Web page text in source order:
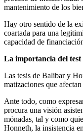
mantenimiento de los
Hay otro sentido de la
coartada para una
capacidad de
La importancia del test
Las tesis de Balibar y
matizaciones que
Ante todo, como
procura una visión
mónadas, tal y como
Honneth, la insistencia